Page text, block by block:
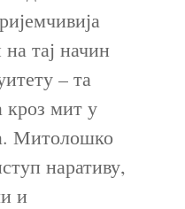
тај начин
– та
кроз мит у
Митолошко
наративу,
и